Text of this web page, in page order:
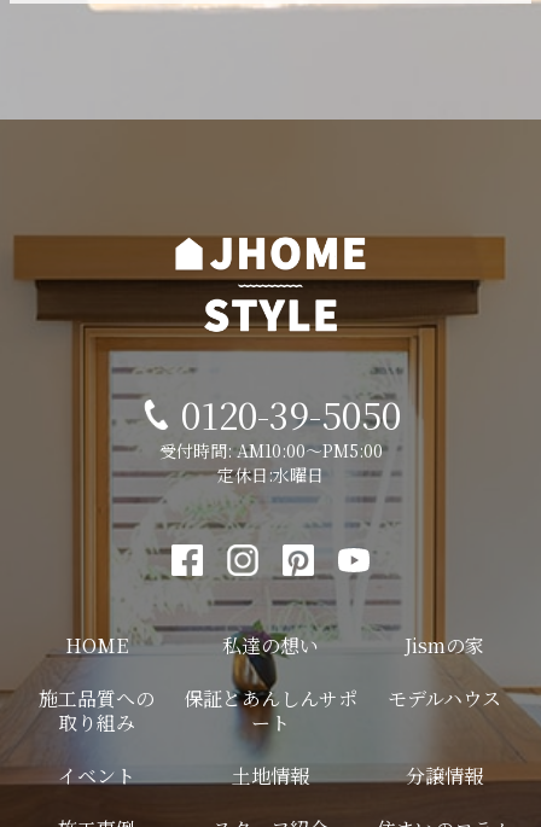
0120-39-5050
受付時間: AM10:00～PM5:00
定休日:水曜日
HOME 私達の想い
Jismの家
施工品質への
取り組み
保証とあんしんサポ
ート
モデルハウス
イベント 土地情報
分譲情報